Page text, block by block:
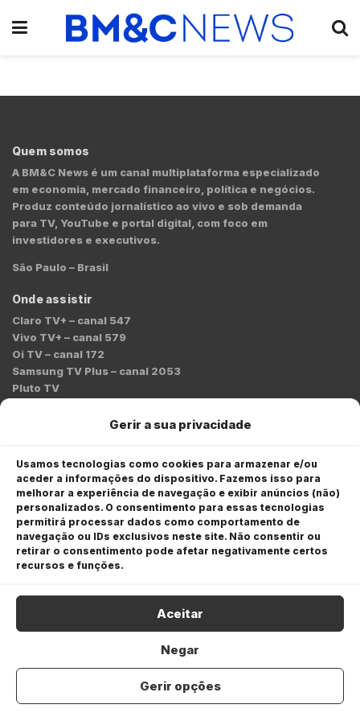
Gerir a sua privacidade
Usamos tecnologias como cookies para armazenar e/ou
aceder a informações do dispositivo. Fazemos isso para
melhorar a experiência de navegação e exibir anúncios (não)
personalizados. O consentimento para essas tecnologias
permitirá processar dados como comportamento de
navegação ou IDs exclusivos neste site. Não consentir ou
retirar o consentimento pode afetar negativamente certos
recursos e funções.
Aceitar
Negar
Gerir opções
Quem somos
A BM&C News é um canal multiplataforma especializado
em economia, mercado financeiro, política e negócios.
Produz conteúdo jornalístico ao vivo e sob demanda
para TV, YouTube e portal digital, com foco em
investidores e executivos.
São Paulo – Brasil
Onde assistir
Claro TV+ – canal 547
Vivo TV+ – canal 579
Oi TV – canal 172
Samsung TV Plus – canal 2053
Pluto TV
redacao@bmcnews.com.br
Comercial:
comercial@bmcnews.com.br
Anuncie na BM&C News
A BM&C News conecta marcas a milhões de investidores
através de TV, YouTube e plataformas digitais.
COPYRIGHT © 2026 BM&C News. Todos os direitos